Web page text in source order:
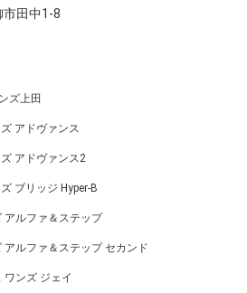
市田中1-8
ズ上田
アドヴァンス
アドヴァンス2
ブリッジ Hyper-B
アルファ＆ステップ
アルファ＆ステップ セカンド
ワンズ ジェイ